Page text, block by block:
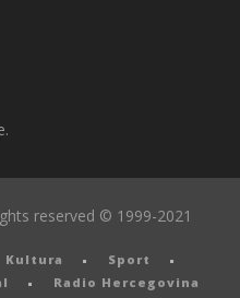
reserved © 1999-2021
Kultura
Sport
Radio Hercegovina